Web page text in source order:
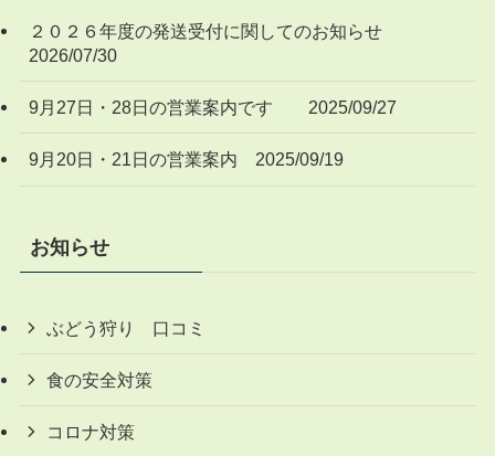
２０２６年度の発送受付に関してのお知らせ
2026/07/30
9月27日・28日の営業案内です 2025/09/27
9月20日・21日の営業案内 2025/09/19
お知らせ
ぶどう狩り 口コミ
食の安全対策
コロナ対策